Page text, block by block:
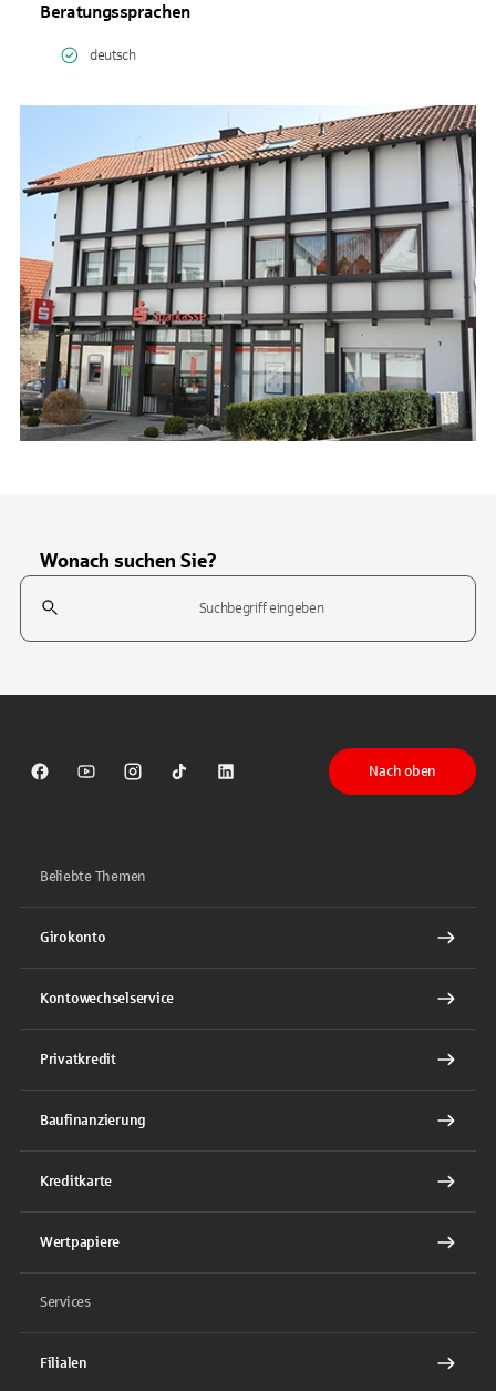
Beratungssprachen
deutsch
Wonach suchen Sie?
Suchfeld
Sparkasse auf Facebook
Sparkasse auf Youtube
Sparkasse auf Instagram
Sparkasse auf TikTok
Sparkasse auf LinkedIn
Nach oben
Beliebte Themen
Girokonto
Kontowechselservice
Privatkredit
Baufinanzierung
Kreditkarte
Wertpapiere
Services
Filialen